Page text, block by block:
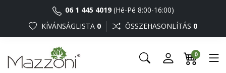
06 1 445 4019(Hé-Pé 8:00-16:00)
KÍVÁNSÁGLISTA 0 ÖSSZEHASONLÍTÁS 0
0